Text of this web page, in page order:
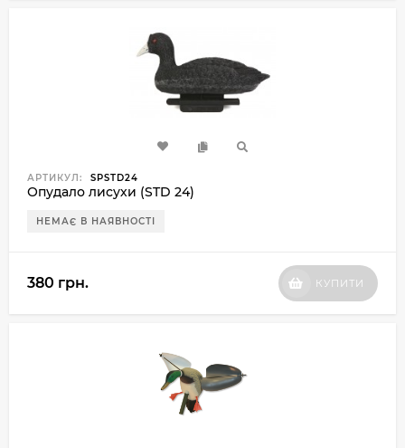
АРТИКУЛ: SPSTD24
Опудало лисухи (STD 24)
НЕМАЄ В НАЯВНОСТІ
380 грн. КУПИТИ